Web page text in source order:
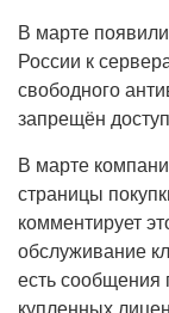
В марте
России к
свободного
запрещён
В марте
страницы
комментирует
обслуживание
есть сообщения